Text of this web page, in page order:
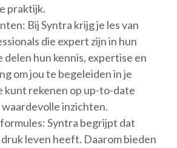
praktijk.
Bij Syntra krijg je les van
die expert zijn in hun
delen hun kennis, expertise en
om jou te begeleiden in je
kunt rekenen op up-to-date
inzichten.
Syntra begrijpt dat
leven heeft. Daarom bieden